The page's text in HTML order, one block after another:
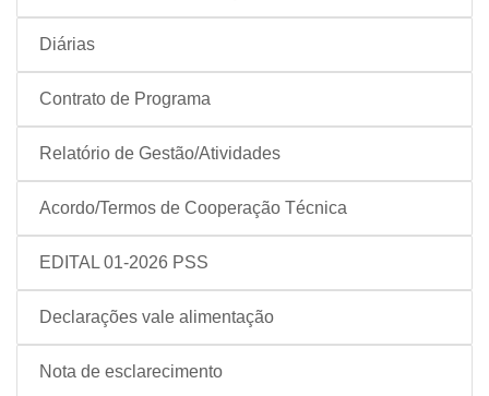
Diárias
Contrato de Programa
Relatório de Gestão/Atividades
Acordo/Termos de Cooperação Técnica
EDITAL 01-2026 PSS
Declarações vale alimentação
Nota de esclarecimento